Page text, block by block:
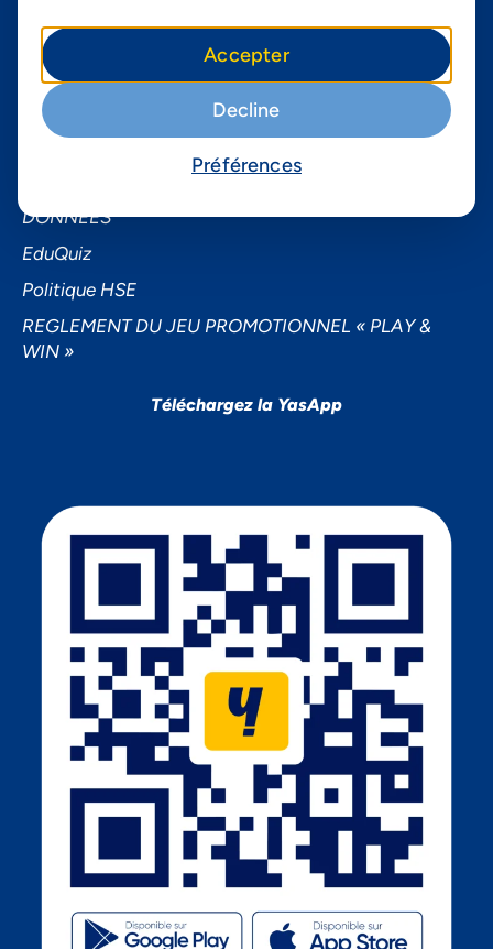
Assistance
Conditions générales d’utilisation
Demande de sponsoring
Demande de données personnelles
DONNEES
EduQuiz
Politique HSE
REGLEMENT DU JEU PROMOTIONNEL « PLAY &
WIN »
Téléchargez la YasApp
Accepter
Decline
Préférences